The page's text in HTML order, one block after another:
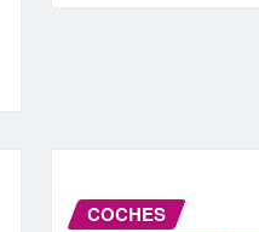
COCHES